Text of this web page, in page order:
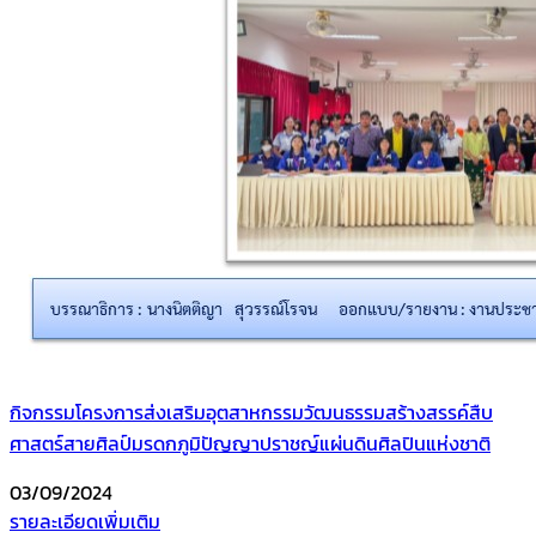
กิจกรรมโครงการส่งเสริมอุตสาหกรรมวัฒนธรรมสร้างสรรค์สืบ
ศาสตร์สายศิลป์มรดกภูมิปัญญาปราชญ์แผ่นดินศิลปินแห่งชาติ
03/09/2024
รายละเอียดเพิ่มเติม